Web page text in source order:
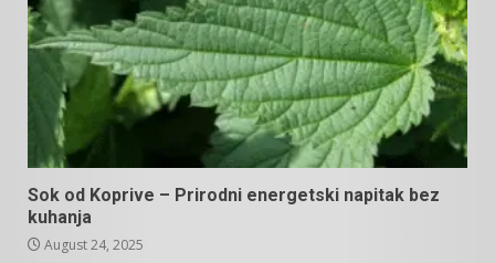
Sok od Koprive – Prirodni energetski napitak bez
kuhanja
August 24, 2025